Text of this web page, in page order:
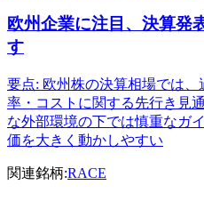
欧州企業に注目、決算発
す
要点: 欧州株の決算相場では
率・コストに関する先行き見
な外部環境の下では慎重なガ
価を大きく動かしやすい
関連銘柄:RACE